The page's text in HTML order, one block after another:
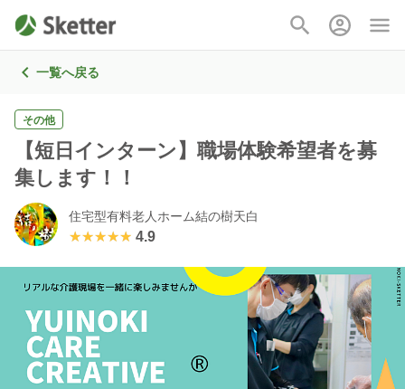
一覧へ戻る
その他
【短日インターン】職場体験希望者を募
集します！！
住宅型有料老人ホーム結の樹天白
★★★★★
★★★★★ 4.9